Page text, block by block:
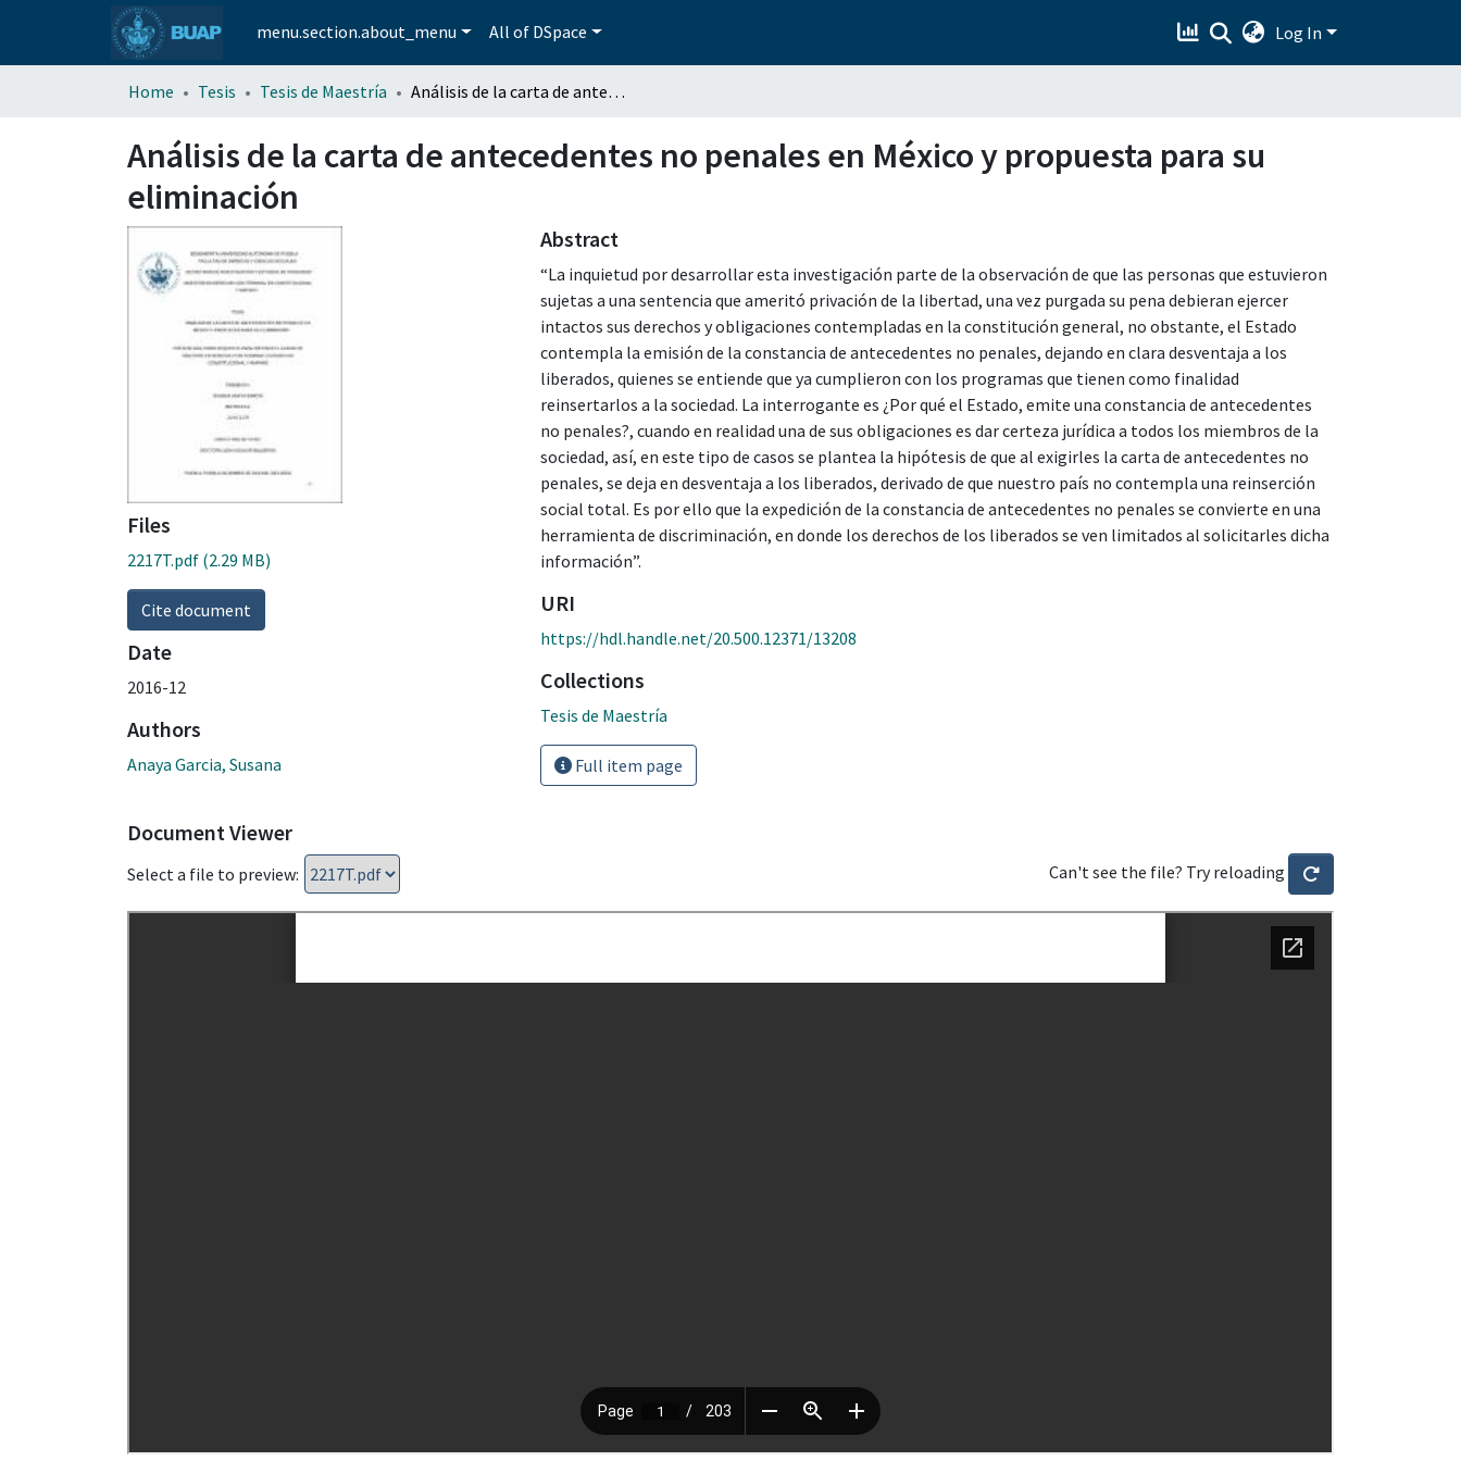
menu.section.about_menu All of DSpace Log In
Home Tesis Tesis de Maestría Análisis de la carta de antecedentes no penales en México y propuesta para su eliminación
Análisis de la carta de antecedentes no penales en México y propuesta para su
eliminación
Files
2217T.pdf (2.29 MB)
Cite document
Date
2016-12
Authors
Anaya Garcia, Susana
Abstract
“La inquietud por desarrollar esta investigación parte de la observación de que las personas que estuvieron
sujetas a una sentencia que ameritó privación de la libertad, una vez purgada su pena debieran ejercer
intactos sus derechos y obligaciones contempladas en la constitución general, no obstante, el Estado
contempla la emisión de la constancia de antecedentes no penales, dejando en clara desventaja a los
liberados, quienes se entiende que ya cumplieron con los programas que tienen como finalidad
reinsertarlos a la sociedad. La interrogante es ¿Por qué el Estado, emite una constancia de antecedentes
no penales?, cuando en realidad una de sus obligaciones es dar certeza jurídica a todos los miembros de la
sociedad, así, en este tipo de casos se plantea la hipótesis de que al exigirles la carta de antecedentes no
penales, se deja en desventaja a los liberados, derivado de que nuestro país no contempla una reinserción
social total. Es por ello que la expedición de la constancia de antecedentes no penales se convierte en una
herramienta de discriminación, en donde los derechos de los liberados se ven limitados al solicitarles dicha
información”.
URI
https://hdl.handle.net/20.500.12371/13208
Collections
Tesis de Maestría
Full item page
Document Viewer
Select a file to preview: Can't see the file? Try reloading